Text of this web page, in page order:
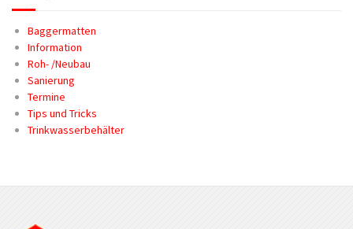
Baggermatten
Information
Roh- /Neubau
Sanierung
Termine
Tips und Tricks
Trinkwasserbehälter